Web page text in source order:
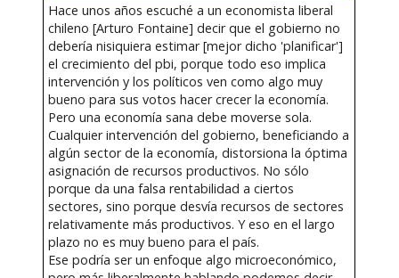
Hace unos años escuché a un economista liberal
chileno [Arturo Fontaine] decir que el gobierno no
debería nisiquiera estimar [mejor dicho 'planificar']
el crecimiento del pbi, porque todo eso implica
intervención y los políticos ven como algo muy
bueno para sus votos hacer crecer la economía.
Pero una economía sana debe moverse sola.
Cualquier intervención del gobierno, beneficiando a
algún sector de la economía, distorsiona la óptima
asignación de recursos productivos. No sólo
porque da una falsa rentabilidad a ciertos
sectores, sino porque desvía recursos de sectores
relativamente más productivos. Y eso en el largo
plazo no es muy bueno para el país.
Ese podría ser un enfoque algo microeconómico,